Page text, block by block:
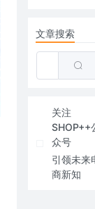
文章搜索
关注
SHOP++
众号
引领未来
商新知